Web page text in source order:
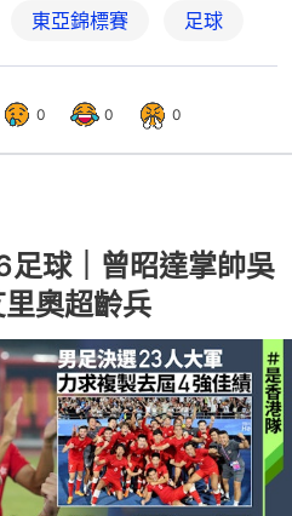
東亞錦標賽 足球
0 0 0
球｜曾昭達掌帥吳
奧超齡兵